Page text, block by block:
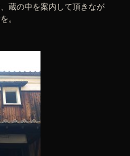
蔵の中を案内して頂きなが
。